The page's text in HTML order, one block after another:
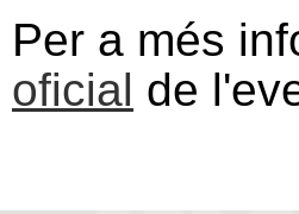
Per a més
oficial de